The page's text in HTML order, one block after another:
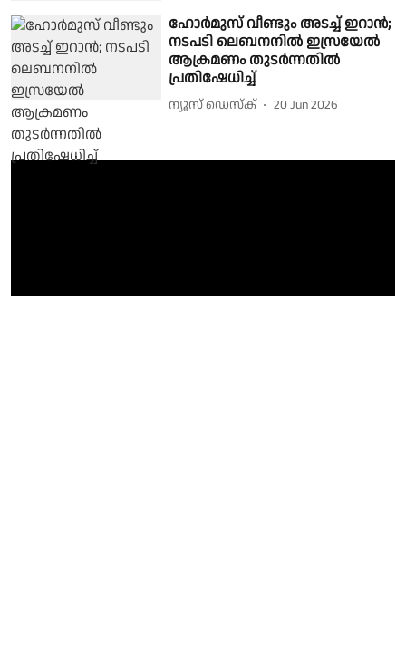
ഹോർമുസ് വീണ്ടും അടച്ച് ഇറാന്‍;
നടപടി ലെബനനിൽ ഇസ്രയേൽ
ആക്രമണം തുടർന്നതിൽ
പ്രതിഷേധിച്ച്
ന്യൂസ് ഡെസ്ക് 20 Jun 2026